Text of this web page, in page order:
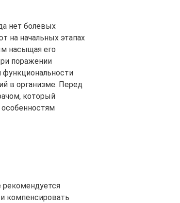
нет болевых
на начальных этапах
насыщая его
поражении
функциональности
в организме. Перед
который
компенсировать